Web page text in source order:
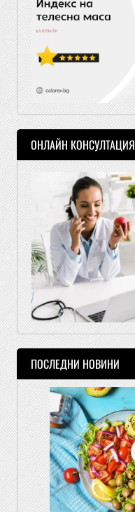
ОНЛАЙН КОНСУЛТАЦИЯ
ПОСЛЕДНИ НОВИНИ